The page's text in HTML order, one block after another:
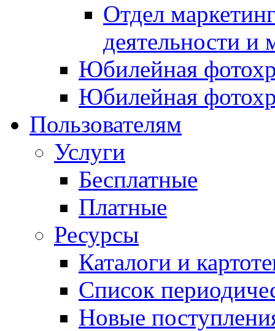
Отдел
деятельности и
Юбилейная
Юбилейная
Пользователям
Услуги
Бесплатные
Платные
Ресурсы
Каталоги и
Список
Новые